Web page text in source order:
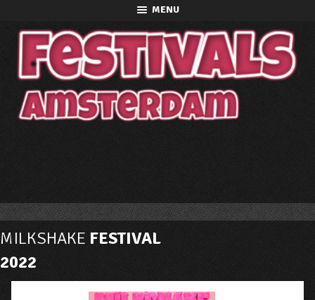
MENU
MILKSHAKE FESTIVAL
2022